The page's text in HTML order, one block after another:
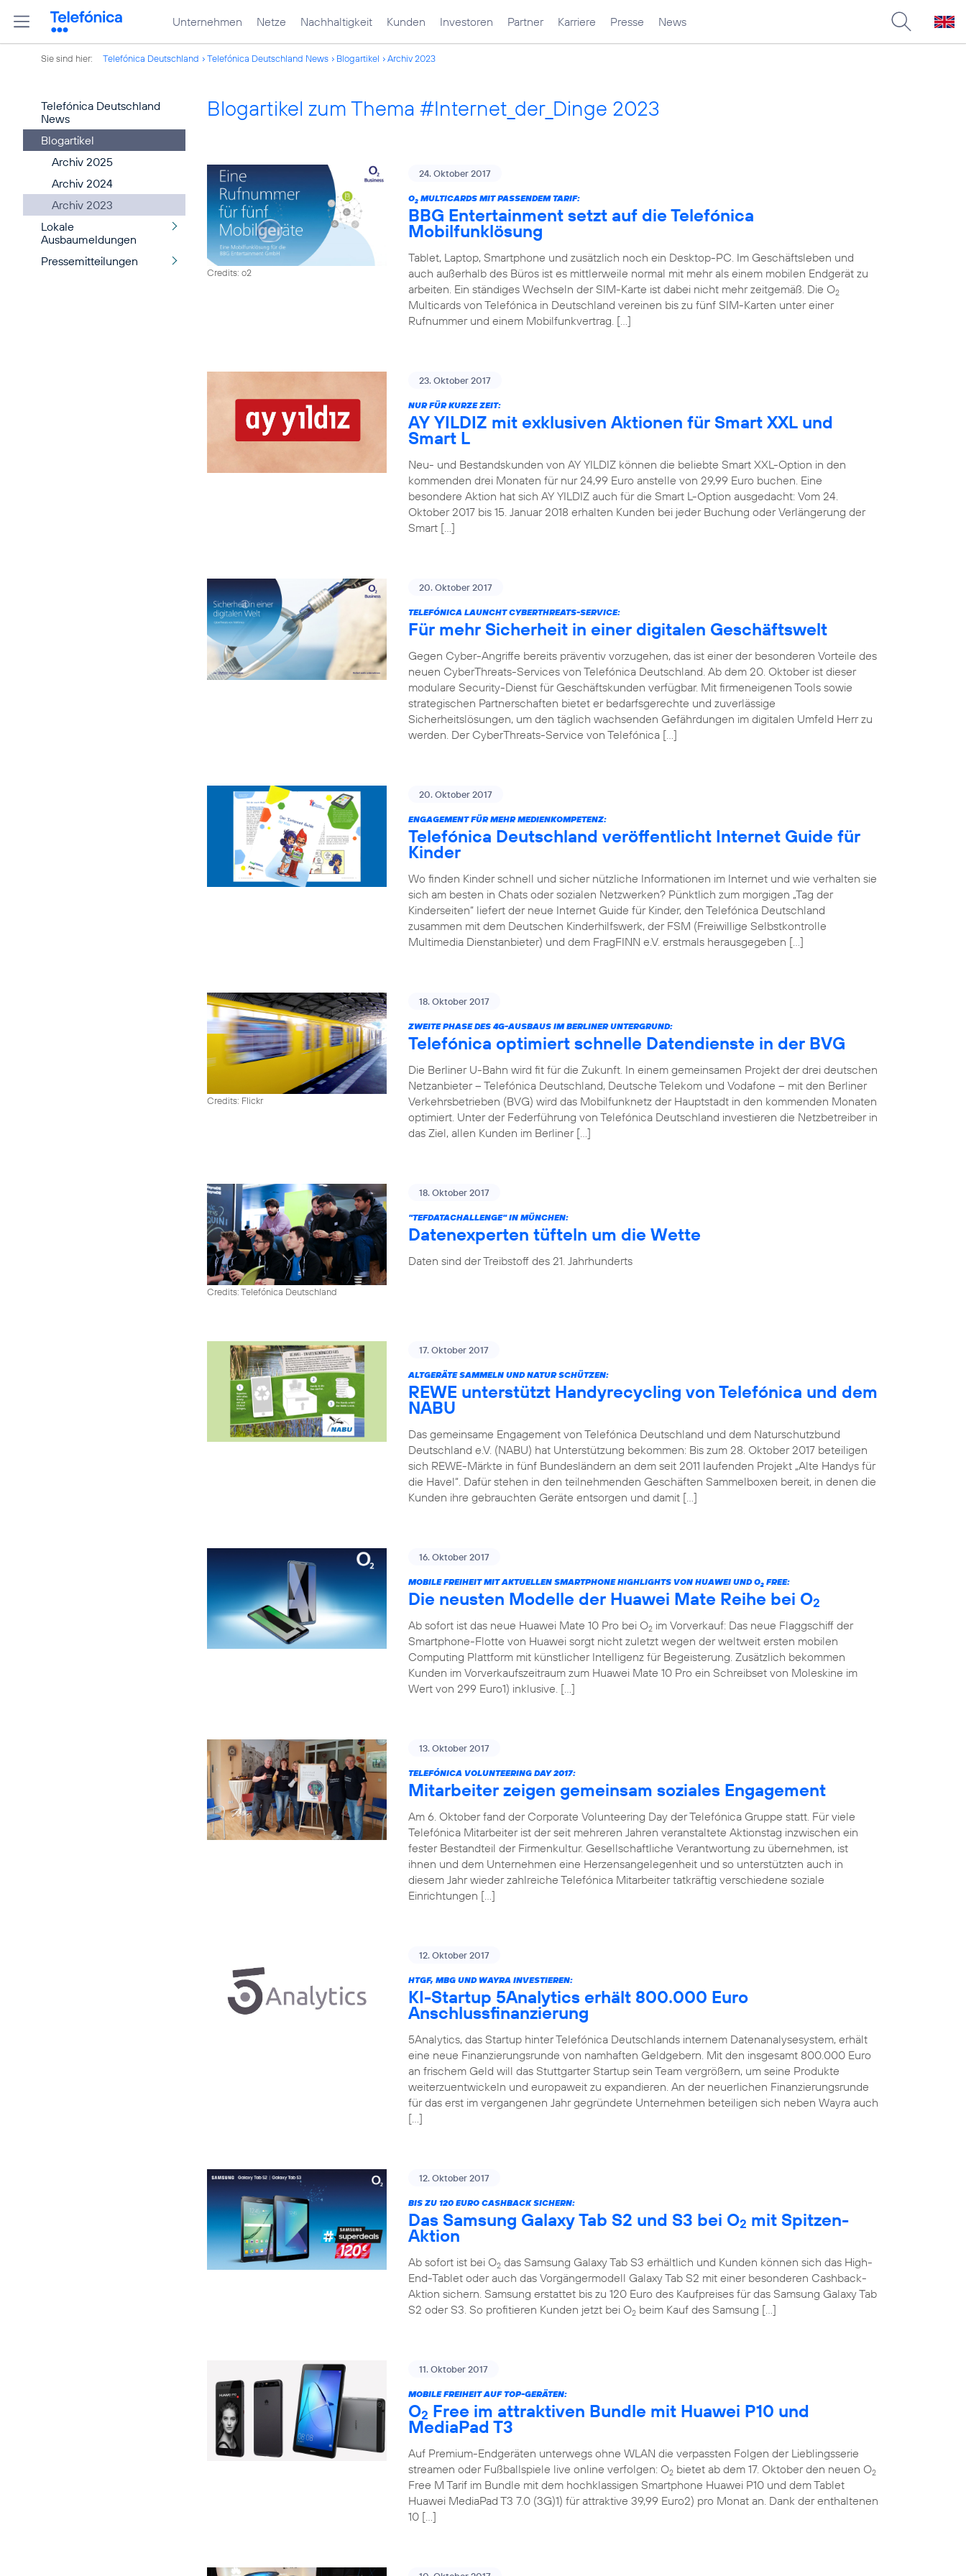
Unternehmen Netze Nachhaltigkeit Kunden Investoren Partner Karriere Presse News
Sie sind hier: Telefónica Deutschland Telefónica Deutschland News Blogartikel Archiv 2023
Telefónica Deutschland
News
Blogartikel
Archiv 2025
Archiv 2024
Archiv 2023
Lokale
Ausbaumeldungen
Pressemitteilungen
Blogartikel zum Thema #Internet_der_Dinge 2023
Credits: o2
24. Oktober 2017
O2 MULTICARDS MIT PASSENDEM TARIF:
BBG Entertainment setzt auf die Telefónica
Mobilfunklösung
Tablet, Laptop, Smartphone und zusätzlich noch ein Desktop-PC. Im Geschäftsleben und
auch außerhalb des Büros ist es mittlerweile normal mit mehr als einem mobilen Endgerät zu
arbeiten. Ein ständiges Wechseln der SIM-Karte ist dabei nicht mehr zeitgemäß. Die O2
Multicards von Telefónica in Deutschland vereinen bis zu fünf SIM-Karten unter einer
Rufnummer und einem Mobilfunkvertrag. […]
23. Oktober 2017
NUR FÜR KURZE ZEIT:
AY YILDIZ mit exklusiven Aktionen für Smart XXL und
Smart L
Neu- und Bestandskunden von AY YILDIZ können die beliebte Smart XXL-Option in den
kommenden drei Monaten für nur 24,99 Euro anstelle von 29,99 Euro buchen. Eine
besondere Aktion hat sich AY YILDIZ auch für die Smart L-Option ausgedacht: Vom 24.
Oktober 2017 bis 15. Januar 2018 erhalten Kunden bei jeder Buchung oder Verlängerung der
Smart […]
20. Oktober 2017
TELEFÓNICA LAUNCHT CYBERTHREATS-SERVICE:
Für mehr Sicherheit in einer digitalen Geschäftswelt
Gegen Cyber-Angriffe bereits präventiv vorzugehen, das ist einer der besonderen Vorteile des
neuen CyberThreats-Services von Telefónica Deutschland. Ab dem 20. Oktober ist dieser
modulare Security-Dienst für Geschäftskunden verfügbar. Mit firmeneigenen Tools sowie
strategischen Partnerschaften bietet er bedarfsgerechte und zuverlässige
Sicherheitslösungen, um den täglich wachsenden Gefährdungen im digitalen Umfeld Herr zu
werden. Der CyberThreats-Service von Telefónica […]
20. Oktober 2017
ENGAGEMENT FÜR MEHR MEDIENKOMPETENZ:
Telefónica Deutschland veröffentlicht Internet Guide für
Kinder
Wo finden Kinder schnell und sicher nützliche Informationen im Internet und wie verhalten sie
sich am besten in Chats oder sozialen Netzwerken? Pünktlich zum morgigen „Tag der
Kinderseiten“ liefert der neue Internet Guide für Kinder, den Telefónica Deutschland
zusammen mit dem Deutschen Kinderhilfswerk, der FSM (Freiwillige Selbstkontrolle
Multimedia Dienstanbieter) und dem FragFINN e.V. erstmals herausgegeben […]
Credits: Flickr
18. Oktober 2017
ZWEITE PHASE DES 4G-AUSBAUS IM BERLINER UNTERGRUND:
Telefónica optimiert schnelle Datendienste in der BVG
Die Berliner U-Bahn wird fit für die Zukunft. In einem gemeinsamen Projekt der drei deutschen
Netzanbieter – Telefónica Deutschland, Deutsche Telekom und Vodafone – mit den Berliner
Verkehrsbetrieben (BVG) wird das Mobilfunknetz der Hauptstadt in den kommenden Monaten
optimiert. Unter der Federführung von Telefónica Deutschland investieren die Netzbetreiber in
das Ziel, allen Kunden im Berliner […]
Credits: Telefónica Deutschland
18. Oktober 2017
"TEFDATACHALLENGE" IN MÜNCHEN:
Datenexperten tüfteln um die Wette
Daten sind der Treibstoff des 21. Jahrhunderts
17. Oktober 2017
ALTGERÄTE SAMMELN UND NATUR SCHÜTZEN:
REWE unterstützt Handyrecycling von Telefónica und dem
NABU
Das gemeinsame Engagement von Telefónica Deutschland und dem Naturschutzbund
Deutschland e.V. (NABU) hat Unterstützung bekommen: Bis zum 28. Oktober 2017 beteiligen
sich REWE-Märkte in fünf Bundesländern an dem seit 2011 laufenden Projekt „Alte Handys für
die Havel“. Dafür stehen in den teilnehmenden Geschäften Sammelboxen bereit, in denen die
Kunden ihre gebrauchten Geräte entsorgen und damit […]
16. Oktober 2017
MOBILE FREIHEIT MIT AKTUELLEN SMARTPHONE HIGHLIGHTS VON HUAWEI UND O2 FREE:
Die neusten Modelle der Huawei Mate Reihe bei O2
Ab sofort ist das neue Huawei Mate 10 Pro bei O2 im Vorverkauf: Das neue Flaggschiff der
Smartphone-Flotte von Huawei sorgt nicht zuletzt wegen der weltweit ersten mobilen
Computing Plattform mit künstlicher Intelligenz für Begeisterung. Zusätzlich bekommen
Kunden im Vorverkaufszeitraum zum Huawei Mate 10 Pro ein Schreibset von Moleskine im
Wert von 299 Euro1) inklusive. […]
13. Oktober 2017
TELEFÓNICA VOLUNTEERING DAY 2017:
Mitarbeiter zeigen gemeinsam soziales Engagement
Am 6. Oktober fand der Corporate Volunteering Day der Telefónica Gruppe statt. Für viele
Telefónica Mitarbeiter ist der seit mehreren Jahren veranstaltete Aktionstag inzwischen ein
fester Bestandteil der Firmenkultur. Gesellschaftliche Verantwortung zu übernehmen, ist
ihnen und dem Unternehmen eine Herzensangelegenheit und so unterstützten auch in
diesem Jahr wieder zahlreiche Telefónica Mitarbeiter tatkräftig verschiedene soziale
Einrichtungen […]
12. Oktober 2017
HTGF, MBG UND WAYRA INVESTIEREN:
KI-Startup 5Analytics erhält 800.000 Euro
Anschlussfinanzierung
5Analytics, das Startup hinter Telefónica Deutschlands internem Datenanalysesystem, erhält
eine neue Finanzierungsrunde von namhaften Geldgebern. Mit den insgesamt 800.000 Euro
an frischem Geld will das Stuttgarter Startup sein Team vergrößern, um seine Produkte
weiterzuentwickeln und europaweit zu expandieren. An der neuerlichen Finanzierungsrunde
für das erst im vergangenen Jahr gegründete Unternehmen beteiligen sich neben Wayra auch
[…]
12. Oktober 2017
BIS ZU 120 EURO CASHBACK SICHERN:
Das Samsung Galaxy Tab S2 und S3 bei O2 mit Spitzen-
Aktion
Ab sofort ist bei O2 das Samsung Galaxy Tab S3 erhältlich und Kunden können sich das High-
End-Tablet oder auch das Vorgängermodell Galaxy Tab S2 mit einer besonderen Cashback-
Aktion sichern. Samsung erstattet bis zu 120 Euro des Kaufpreises für das Samsung Galaxy Tab
S2 oder S3. So profitieren Kunden jetzt bei O2 beim Kauf des Samsung […]
11. Oktober 2017
MOBILE FREIHEIT AUF TOP-GERÄTEN:
O2 Free im attraktiven Bundle mit Huawei P10 und
MediaPad T3
Auf Premium-Endgeräten unterwegs ohne WLAN die verpassten Folgen der Lieblingsserie
streamen oder Fußballspiele live online verfolgen: O2 bietet ab dem 17. Oktober den neuen O2
Free M Tarif im Bundle mit dem hochklassigen Smartphone Huawei P10 und dem Tablet
Huawei MediaPad T3 7.0 (3G)1) für attraktive 39,99 Euro2) pro Monat an. Dank der enthaltenen
10 […]